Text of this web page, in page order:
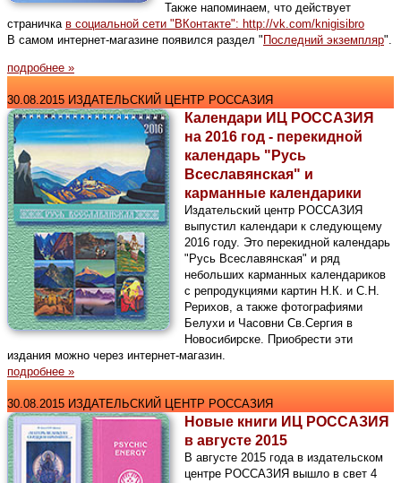
Также напоминаем, что действует
страничка в социальной сети "ВКонтакте": http://vk.com/knigisibro
В самом интернет-магазине появился раздел " Последний экземпляр".
подробнее »
30.08.2015 ИЗДАТЕЛЬСКИЙ ЦЕНТР РОССАЗИЯ
Календари ИЦ РОССАЗИЯ
на 2016 год - перекидной
календарь "Русь
Всеславянская" и
карманные календарики
Издательский центр РОССАЗИЯ
выпустил календари к следующему
2016 году. Это перекидной календарь
"Русь Всеславянская" и ряд
небольших карманных календариков
с репродукциями картин Н.К. и С.Н.
Рерихов, а также фотографиями
Белухи и Часовни Св.Сергия в
Новосибирске. Приобрести эти
издания можно через интернет-магазин.
подробнее »
30.08.2015 ИЗДАТЕЛЬСКИЙ ЦЕНТР РОССАЗИЯ
Новые книги ИЦ РОССАЗИЯ
в августе 2015
В августе 2015 года в издательском
центре РОССАЗИЯ вышло в свет 4